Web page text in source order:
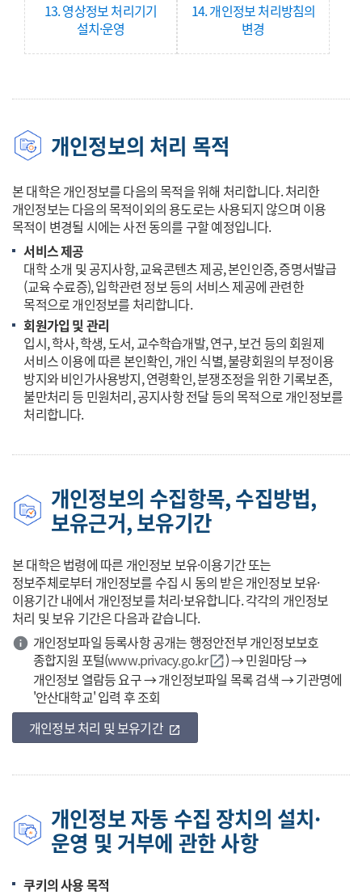
13. 영상정보 처리기기
설치·운영
14. 개인정보 처리방침의
변경
개인정보의 처리 목적
본 대학은 개인정보를 다음의 목적을 위해 처리합니다. 처리한
개인정보는 다음의 목적이외의 용도로는 사용되지 않으며 이용
목적이 변경될 시에는 사전 동의를 구할 예정입니다.
서비스 제공
대학 소개 및 공지사항, 교육콘텐츠 제공, 본인인증, 증명서발급
(교육 수료증), 입학관련 정보 등의 서비스 제공에 관련한
목적으로 개인정보를 처리합니다.
회원가입 및 관리
입시, 학사, 학생, 도서, 교수학습개발, 연구, 보건 등의 회원제
서비스 이용에 따른 본인확인, 개인 식별, 불량회원의 부정이용
방지와 비인가사용방지, 연령확인, 분쟁조정을 위한 기록보존,
불만처리 등 민원처리, 공지사항 전달 등의 목적으로 개인정보를
처리합니다.
개인정보의 수집항목, 수집방법,
보유근거, 보유기간
본 대학은 법령에 따른 개인정보 보유·이용기간 또는
정보주체로부터 개인정보를 수집 시 동의 받은 개인정보 보유·
이용기간 내에서 개인정보를 처리·보유합니다. 각각의 개인정보
처리 및 보유 기간은 다음과 같습니다.
개인정보파일 등록사항 공개는 행정안전부 개인정보보호
종합지원 포털(www.privacy.go.kr바로가기
open_in_new) → 민원마당 →
개인정보 열람등 요구 → 개인정보파일 목록 검색 → 기관명에
'안산대학교' 입력 후 조회
개인정보 처리 및 보유기간 바로가기
open_in_new
개인정보 자동 수집 장치의 설치·
운영 및 거부에 관한 사항
쿠키의 사용 목적